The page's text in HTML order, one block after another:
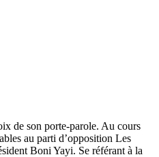
de son porte-parole. Au cours
au parti d’opposition Les
Boni Yayi. Se référant à la